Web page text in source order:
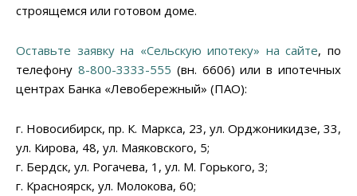
строящемся или готовом доме.
Оставьте заявку на «Сельскую ипотеку» на сайте, по
телефону 8-800-3333-555 (вн. 6606) или в ипотечных
центрах Банка «Левобережный» (ПАО):
г. Новосибирск, пр. К. Маркса, 23, ул. Орджоникидзе, 33,
ул. Кирова, 48, ул. Маяковского, 5;
г. Бердск, ул. Рогачева, 1, ул. М. Горького, 3;
г. Красноярск, ул. Молокова, 60;